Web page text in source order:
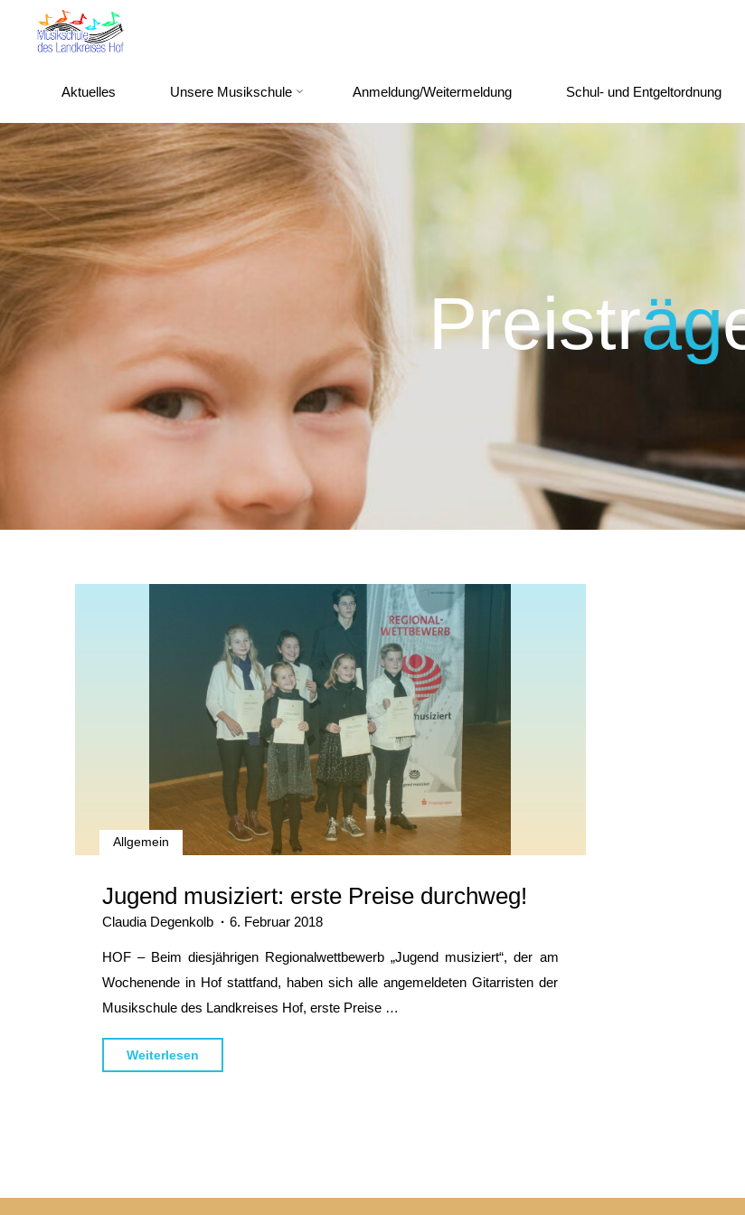
Willkommen
bei der
Musikschule
des
Landkreises
Aktuelles Unsere Musikschule Anmeldung/Weitermeldung Schul- und Entgeltordnung
Preisträg
Allgemein
Jugend musiziert: erste Preise durchweg!
Claudia Degenkolb 6. Februar 2018
HOF – Beim diesjährigen Regionalwettbewerb „Jugend musiziert“, der am
Wochenende in Hof stattfand, haben sich alle angemeldeten Gitarristen der
Musikschule des Landkreises Hof, erste Preise …
Weiterlesen